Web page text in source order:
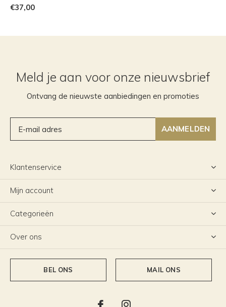
€37,00
Meld je aan voor onze nieuwsbrief
Ontvang de nieuwste aanbiedingen en promoties
AANMELDEN
Klantenservice
Mijn account
Categorieën
Over ons
BEL ONS MAIL ONS